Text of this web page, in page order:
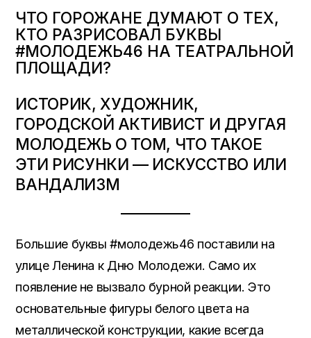
ЧТО ГОРОЖАНЕ ДУМАЮТ О ТЕХ,
КТО РАЗРИСОВАЛ БУКВЫ
#МОЛОДЕЖЬ46 НА ТЕАТРАЛЬНОЙ
ПЛОЩАДИ?
ИСТОРИК, ХУДОЖНИК,
ГОРОДСКОЙ АКТИВИСТ И ДРУГАЯ
МОЛОДЕЖЬ О ТОМ, ЧТО ТАКОЕ
ЭТИ РИСУНКИ — ИСКУССТВО ИЛИ
ВАНДАЛИЗМ
Большие буквы #молодежь46 поставили на
улице Ленина к Дню Молодежи. Само их
появление не вызвало бурной реакции. Это
основательные фигуры белого цвета на
металлической конструкции, какие всегда